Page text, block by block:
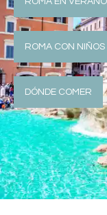
ROMA CON NIÑOS
DÓNDE COMER